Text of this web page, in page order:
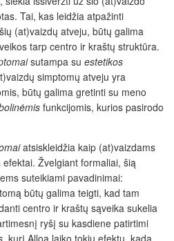
Tai, kas leidžia atpažinti
(at)vaizdų atveju, būtų galima
tarp centro ir kraštų struktūra.
sutampa su estetikos
simptomų atveju yra
būtų galima gretinti su meno
funkcijomis, kurios pasirodo
atsiskleidžia kaip (at)vaizdams
Žvelgiant formaliai, šią
suteikiami pavadinimai:
būtų galima teigti, kad tam
centro ir kraštų sąveika sukelia
ryšį su kasdiene patirtimi